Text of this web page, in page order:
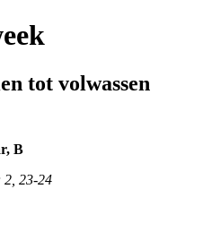
tot volwassen
B
2, 23-24